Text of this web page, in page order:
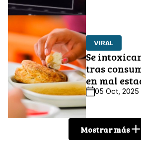
VIRAL
Se
tras
en mal
05 Oct, 2025
Mostrar más